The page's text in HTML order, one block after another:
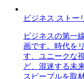
ビジネス ストー
ビジネスの第一
画です。時代を
す、ユニークな
ど、混迷する未
スピープルを取